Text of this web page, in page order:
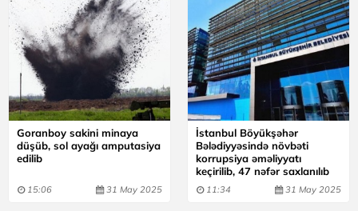
Goranboy sakini minaya
düşüb, sol ayağı amputasiya
edilib
15:06 31 May 2025
İstanbul Böyükşəhər
Bələdiyyəsində növbəti
korrupsiya əməliyyatı
keçirilib, 47 nəfər saxlanılıb
11:34 31 May 2025